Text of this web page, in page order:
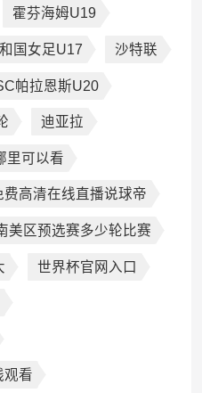
霍芬海姆U19
国女足U17 沙特联
帕拉恩斯U20
迪亚拉
里可以看
费高清在线直播说球帝
美区预选赛多少轮比赛
世界杯官网入口
观看